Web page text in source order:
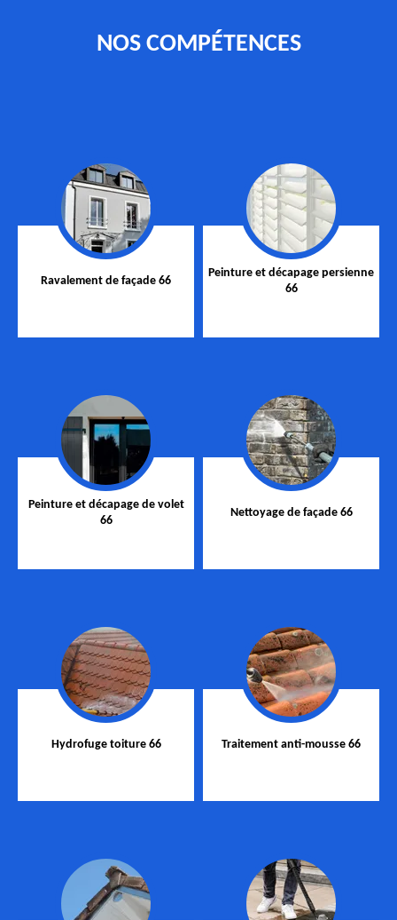
NOS COMPÉTENCES
Ravalement de façade 66
Peinture et décapage persienne
66
Peinture et décapage de volet
66
Nettoyage de façade 66
Hydrofuge toiture 66 Traitement anti-mousse 66